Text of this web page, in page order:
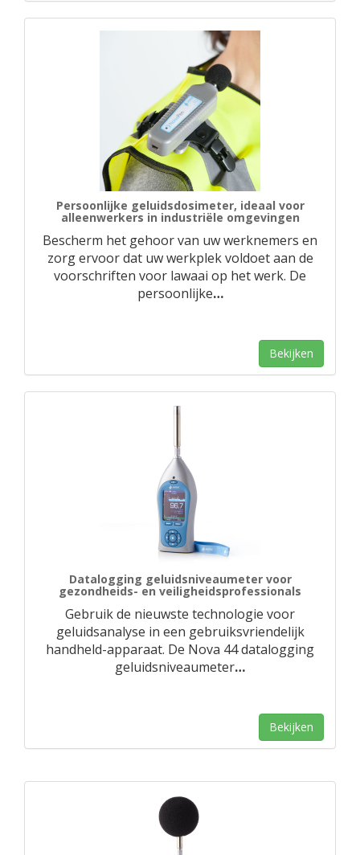
Persoonlijke geluidsdosimeter, ideaal voor
alleenwerkers in industriële omgevingen
Bescherm het gehoor van uw werknemers en
zorg ervoor dat uw werkplek voldoet aan de
voorschriften voor lawaai op het werk. De
persoonlijke…
Bekijken
Datalogging geluidsniveaumeter voor
gezondheids- en veiligheidsprofessionals
Gebruik de nieuwste technologie voor
geluidsanalyse in een gebruiksvriendelijk
handheld-apparaat. De Nova 44 datalogging
geluidsniveaumeter…
Bekijken